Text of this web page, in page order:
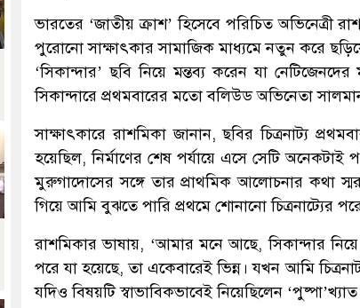
ভারতের ‘জাতীয় ক্রাশ’ হিসেবে পরিচিত অভিনেত্রী
পুরোনো সাক্ষাৎকার সামাজিক মাধ্যমে নতুন করে
‘সিকান্দার’ ছবি নিয়ে মন্তব্য করেন যা
সিকান্দারে প্রথমবারের মতো বলিউড অভিনেতা
সাক্ষাৎকারে রাশমিকা জানান, ছবির চিত্রনাট্য
হয়েছিল, নির্মাণের শেষ পর্যায়ে এসে সেটি
মুরুগাদোসের সঙ্গে তার প্রাথমিক আলোচনার কথা
গিয়ে আমি বুঝতে পারি প্রথমে শোনানো চিত্রনাট্যের
রাশমিকার ভাষায়, ‘আমার মনে আছে, সিকান্দার
পরে যা হয়েছে, তা একেবারেই ভিন্ন। যখন আমি
যদিও বিষয়টি স্বাভাবিকভাবেই নিয়েছিলেন ‘পুষ্পা’খ্যাত